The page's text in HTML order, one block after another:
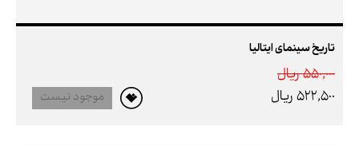
تاریخ سینمای ایتالیا
550,000 ريال
522,500 ريال
موجود نیست